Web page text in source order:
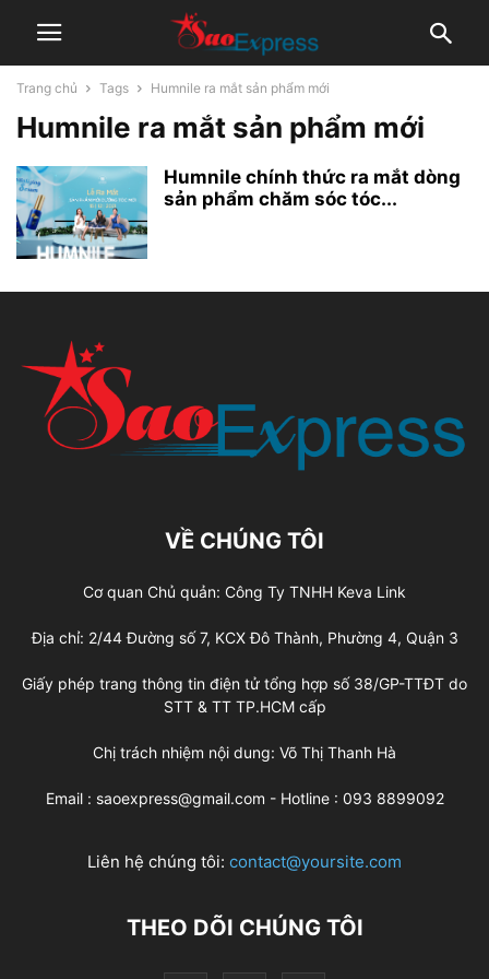
Trang chủ Tags Humnile ra mắt sản phẩm mới
Humnile ra mắt sản phẩm mới
Humnile chính thức ra mắt dòng
sản phẩm chăm sóc tóc...
VỀ CHÚNG TÔI
Cơ quan Chủ quản: Công Ty TNHH Keva Link
Địa chỉ: 2/44 Đường số 7, KCX Đô Thành, Phường 4, Quận 3
Giấy phép trang thông tin điện tử tổng hợp số 38/GP-TTĐT do
STT & TT TP.HCM cấp
Chị trách nhiệm nội dung: Võ Thị Thanh Hà
Email : saoexpress@gmail.com - Hotline : 093 8899092
Liên hệ chúng tôi: contact@yoursite.com
THEO DÕI CHÚNG TÔI